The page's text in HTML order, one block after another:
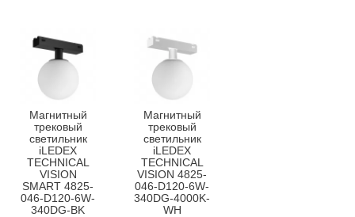
Магнитный
трековый
светильник
iLEDEX
TECHNICAL
VISION
SMART 4825-
046-D120-6W-
340DG-BK
Магнитный
трековый
светильник
iLEDEX
TECHNICAL
VISION 4825-
046-D120-6W-
340DG-4000K-
WH